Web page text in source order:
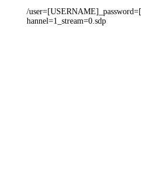
/
hannel=1_stream=0.sdp